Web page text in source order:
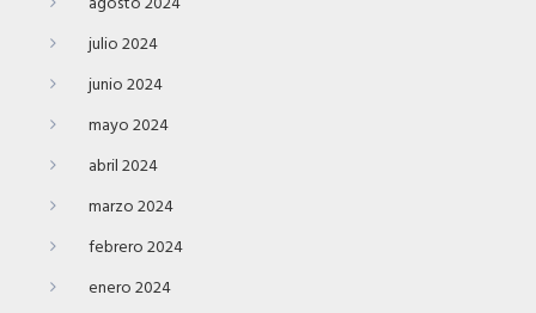
julio 2024
junio 2024
mayo 2024
abril 2024
marzo 2024
febrero 2024
enero 2024